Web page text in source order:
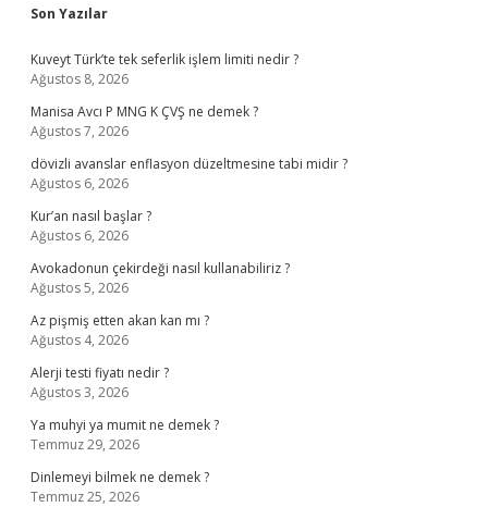
Sidebar
Son Yazılar
Kuveyt Türk’te tek seferlik işlem limiti nedir ?
Ağustos 8, 2026
Manisa Avcı P MNG K ÇVŞ ne demek ?
Ağustos 7, 2026
dövizli avanslar enflasyon düzeltmesine tabi midir ?
Ağustos 6, 2026
Kur’an nasıl başlar ?
Ağustos 6, 2026
Avokadonun çekirdeği nasıl kullanabiliriz ?
Ağustos 5, 2026
Az pişmiş etten akan kan mı ?
Ağustos 4, 2026
Alerji testi fiyatı nedir ?
Ağustos 3, 2026
Ya muhyi ya mumit ne demek ?
Temmuz 29, 2026
Dinlemeyi bilmek ne demek ?
Temmuz 25, 2026